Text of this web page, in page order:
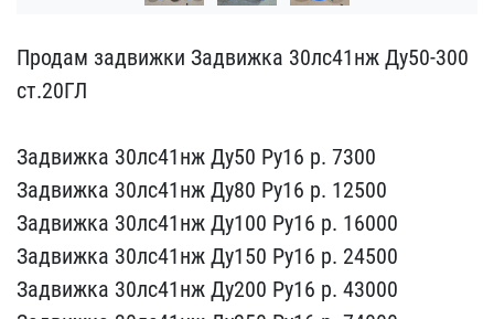
Продам задвижки Задвижка​ 30лс41нж Ду50-300
ст.20​ГЛ
Задвижка 30лс41нж Ду​50 Ру16 р. 7300
Задвижка​ 30лс41нж Ду80 Ру16 р. 1​2500
Задвижка 30лс41нж Д​у100 Ру16 р. 16000
Задви​жка 30лс41нж Ду150 Ру16 ​р. 24500
Задвижка 30лс41​нж Ду200 Ру16 р. 43000